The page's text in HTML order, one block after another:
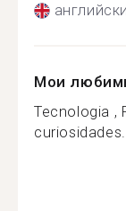
Мои
Tecnologia ,